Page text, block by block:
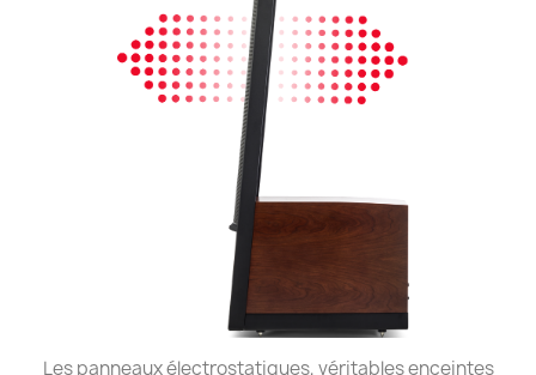
Les panneaux électrostatiques, véritables enceintes